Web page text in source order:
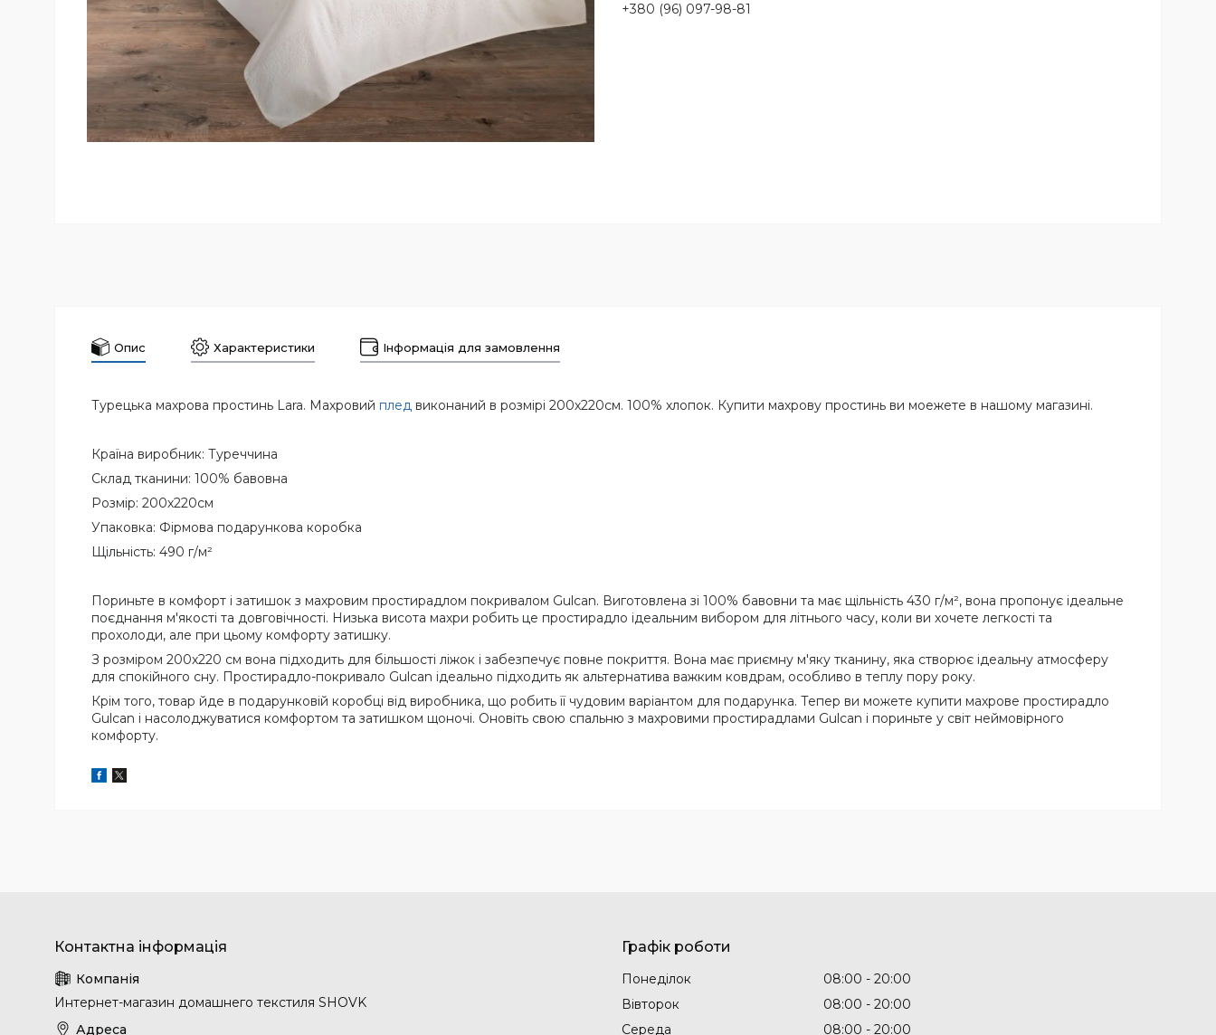
+380 (96) 097-98-81
Опис Характеристики Інформація для замовлення
Турецька махрова простинь Lara. Махровий плед виконаний в розмірі 200х220см. 100% хлопок. Купити махрову простинь ви моежете в нашому магазині.
Країна виробник: Туреччина
Склад тканини: 100% бавовна
Розмір: 200х220см
Упаковка: Фірмова подарункова коробка
Щільність: 490 г/м²
Пориньте в комфорт і затишок з махровим простирадлом покривалом Gulcan. Виготовлена зі 100% бавовни та має щільність 430 г/м², вона пропонує ідеальне
поєднання м'якості та довговічності. Низька висота махри робить це простирадло ідеальним вибором для літнього часу, коли ви хочете легкості та
прохолоди, але при цьому комфорту затишку.
З розміром 200х220 см вона підходить для більшості ліжок і забезпечує повне покриття. Вона має приємну м'яку тканину, яка створює ідеальну атмосферу
для спокійного сну. Простирадло-покривало Gulcan ідеально підходить як альтернатива важким ковдрам, особливо в теплу пору року.
Крім того, товар йде в подарунковій коробці від виробника, що робить її чудовим варіантом для подарунка. Тепер ви можете купити махрове простирадло
Gulcan і насолоджуватися комфортом та затишком щоночі. Оновіть свою спальню з махровими простирадлами Gulcan і пориньте у світ неймовірного
комфорту.
Интернет-магазин домашнего текстиля SHOVK
Графік роботи
Понеділок 08:00
20:00
Вівторок
08:00
20:00
Середа
08:00 20:00